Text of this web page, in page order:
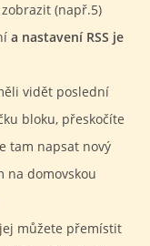
(např.5)
a nastavení RSS je
vidět poslední
bloku, přeskočíte
tam napsat nový
na domovskou
můžete přemístit